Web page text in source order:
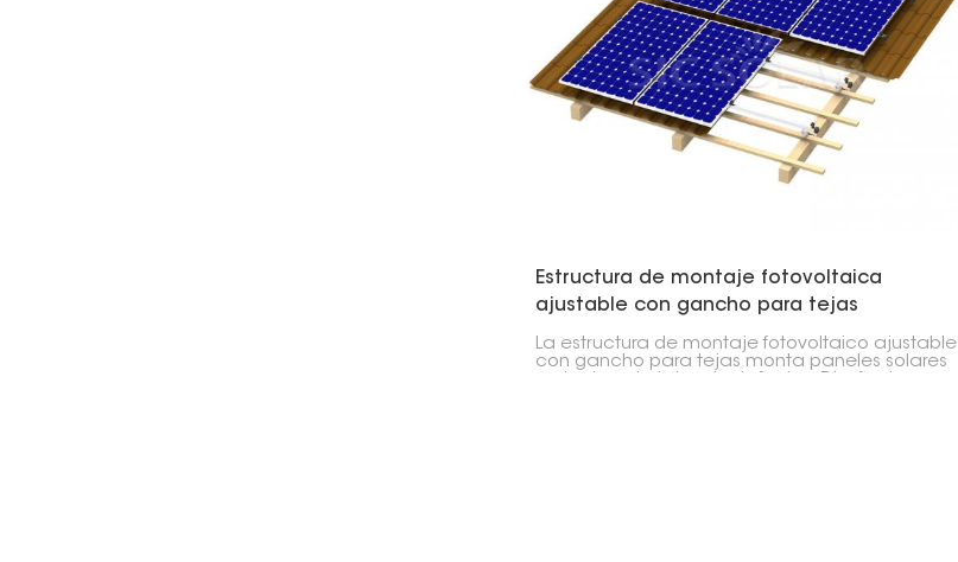
Estructura de montaje fotovoltaica
ajustable con gancho para tejas
La estructura de montaje fotovoltaico ajustable
con gancho para tejas monta paneles solares